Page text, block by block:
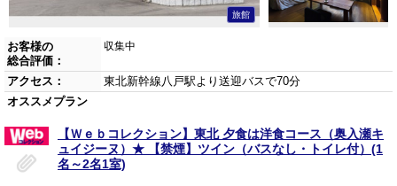
旅館
お客様の
総合評価：
収集中
アクセス：
東北新幹線八戸駅より送迎バスで70分
オススメプラン
【Ｗｅｂコレクション】東北 夕食は洋食コース（奥入瀬キ
ュイジーヌ）★ 【禁煙】ツイン（バスなし・トイレ付）(1
名～2名1室)